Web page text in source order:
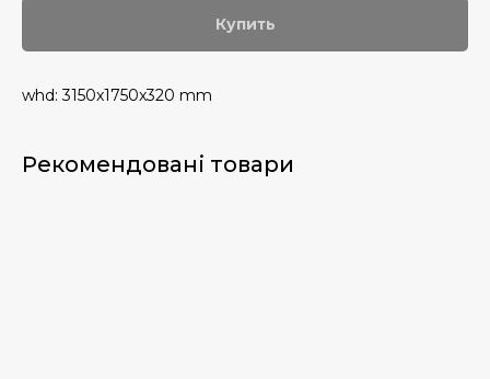
Купить
whd: 3150x1750x320 mm
Рекомендовані товари